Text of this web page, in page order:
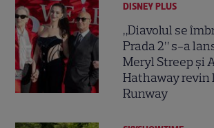
DISNEY PLUS
„Diavolul se
Prada 2” s-a
Meryl Streep și
Hathaway revin
Runway